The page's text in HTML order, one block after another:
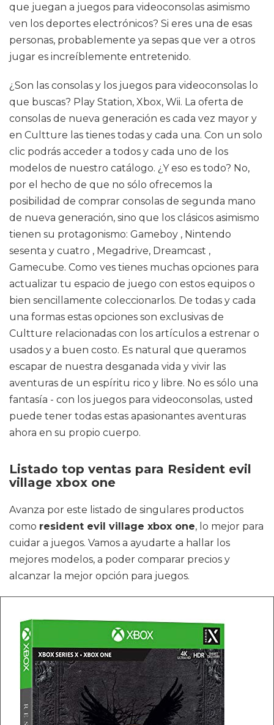
que juegan a juegos para videoconsolas asimismo
ven los deportes electrónicos? Si eres una de esas
personas, probablemente ya sepas que ver a otros
jugar es increíblemente entretenido.
¿Son las consolas y los juegos para videoconsolas lo
que buscas? Play Station, Xbox, Wii. La oferta de
consolas de nueva generación es cada vez mayor y
en Cultture las tienes todas y cada una. Con un solo
clic podrás acceder a todos y cada uno de los
modelos de nuestro catálogo. ¿Y eso es todo? No,
por el hecho de que no sólo ofrecemos la
posibilidad de comprar consolas de segunda mano
de nueva generación, sino que los clásicos asimismo
tienen su protagonismo: Gameboy , Nintendo
sesenta y cuatro , Megadrive, Dreamcast ,
Gamecube. Como ves tienes muchas opciones para
actualizar tu espacio de juego con estos equipos o
bien sencillamente coleccionarlos. De todas y cada
una formas estas opciones son exclusivas de
Cultture relacionadas con los artículos a estrenar o
usados y a buen costo. Es natural que queramos
escapar de nuestra desganada vida y vivir las
aventuras de un espíritu rico y libre. No es sólo una
fantasía - con los juegos para videoconsolas, usted
puede tener todas estas apasionantes aventuras
ahora en su propio cuerpo.
Listado top ventas para Resident evil
village xbox one
Avanza por este listado de singulares productos
como resident evil village xbox one, lo mejor para
cuidar a juegos. Vamos a ayudarte a hallar los
mejores modelos, a poder comparar precios y
alcanzar la mejor opción para juegos.